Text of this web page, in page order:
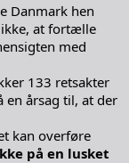
Danmark hen
at fortælle
med
133 retsakter
en årsag til, at der
kan overføre
på en lusket